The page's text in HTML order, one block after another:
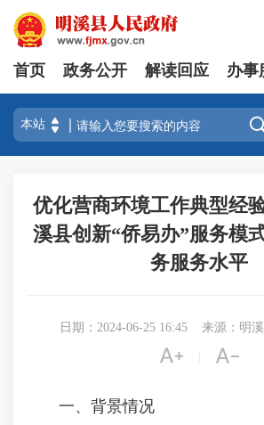
首页 政务公开 解读回应 办事

优化营商环境工作典型经
溪县创新“侨易办”服务模
务服务水平
日期：2024-06-25 16:45 来源：明
 
一、背景情况